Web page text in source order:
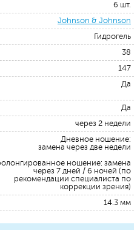
6 шт.
Johnson & Johnson
Гидрогель
38
147
Да
Да
через 2 недели
Дневное ношение:
замена через две недели
ношение: замена
через 7 дней / 6 ночей (по
рекомендации специалиста по
коррекции зрения)
14.3 мм